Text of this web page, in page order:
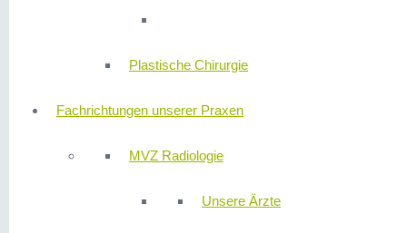
Plastische Chirurgie
Fachrichtungen unserer Praxen
MVZ Radiologie
Unsere Ärzte